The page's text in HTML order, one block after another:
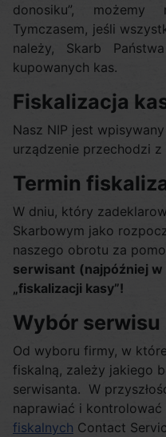
donosiku”, możemy
Tymczasem, jeśli
należy, Skarb
kupowanych kas.
Fiskalizacja
Nasz NIP jest
urządzenie przechodzi
Termin
W dniu, który
Skarbowym jako
naszego obrotu za
serwisant (najpóźniej
„fiskalizacji kasy”!
Wybór
Od wyboru firmy, w
fiskalną, zależy jakiego
serwisanta. W
naprawiać i kontrolować
fiskalnych Contact